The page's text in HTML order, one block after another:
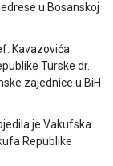
u Bosanskoj
Kavazovića
Turske dr.
zajednice u BiH
je Vakufska
Republike